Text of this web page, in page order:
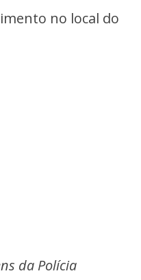
no local do
da Polícia